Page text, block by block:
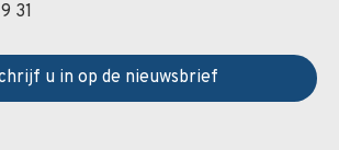
31
u in op de nieuwsbrief